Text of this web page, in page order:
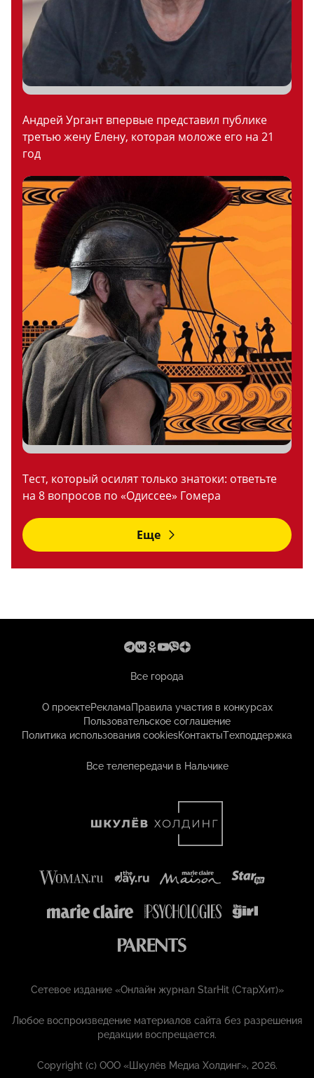
Андрей Ургант впервые представил публике
третью жену Елену, которая моложе его на 21
год
Тест, который осилят только знатоки: ответьте
на 8 вопросов по «Одиссее» Гомера
Еще
Все города
О проектеРекламаПравила участия в конкурсах
Пользовательское соглашение
Политика использования cookiesКонтактыТехподдержка
Все телепередачи в Нальчике
Сетевое издание «Онлайн журнал StarHit (СтарХит)»
Любое воспроизведение материалов сайта без разрешения
редакции воспрещается.
Copyright (с) ООО «Шкулёв Медиа Холдинг», 2026.